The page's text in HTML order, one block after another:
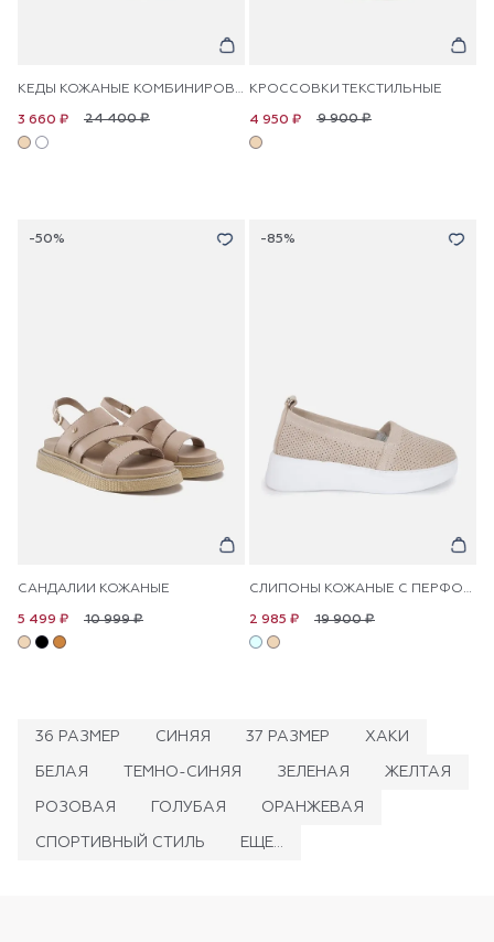
КЕДЫ КОЖАНЫЕ КОМБИНИРОВАННЫЕ С ПАЙЕТКАМИ
24 400 ₽
3 660 ₽
КРОССОВКИ ТЕКСТИЛЬНЫЕ
9 900 ₽
4 950 ₽
-50%
САНДАЛИИ КОЖАНЫЕ
10 999 ₽
5 499 ₽
-85%
СЛИПОНЫ КОЖАНЫЕ С ПЕРФОРАЦИЕЙ
19 900 ₽
2 985 ₽
36 РАЗМЕР СИНЯЯ 37 РАЗМЕР ХАКИ
БЕЛАЯ ТЕМНО-СИНЯЯ ЗЕЛЕНАЯ ЖЕЛТАЯ
РОЗОВАЯ ГОЛУБАЯ ОРАНЖЕВАЯ
СПОРТИВНЫЙ СТИЛЬ ЕЩЕ...